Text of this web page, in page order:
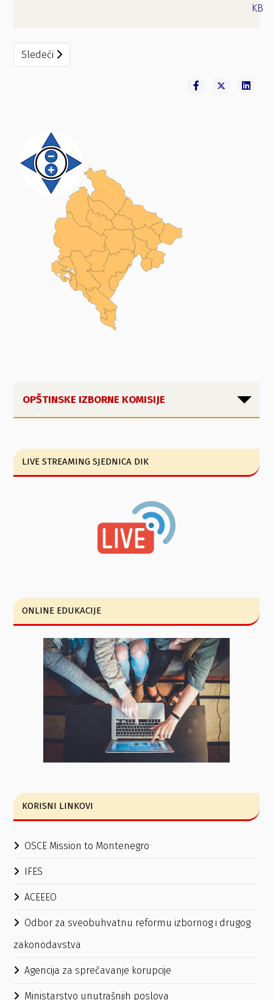
KB
Sledeći članak: Prigovor Izborne liste “Bjelopoljska lista
Sledeći
OPŠTINSKE IZBORNE KOMISIJE
LIVE STREAMING SJEDNICA DIK
ONLINE EDUKACIJE
KORISNI LINKOVI
OSCE Mission to Montenegro
IFES
ACEEEO
Odbor za sveobuhvatnu reformu izbornog i drugog
zakonodavstva
Agencija za sprečavanje korupcije
Ministarstvo unutrašnjih poslova